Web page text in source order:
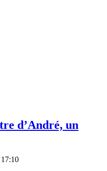
d’André, un